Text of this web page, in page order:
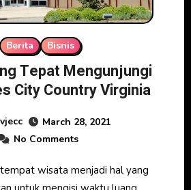
Berita Bisnis
Tepat Mengunjungi
City Country Virginia
March 28, 2021
No Comments